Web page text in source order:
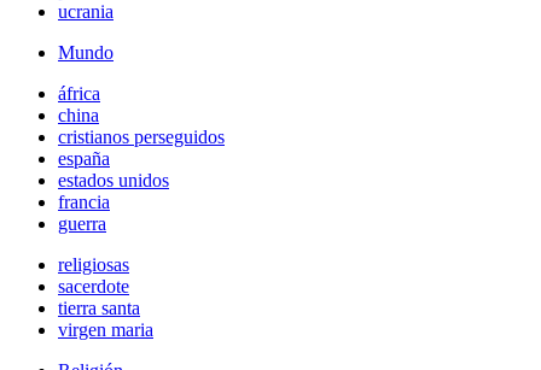
ucrania
Mundo
áfrica
china
cristianos perseguidos
españa
estados unidos
francia
guerra
religiosas
sacerdote
tierra santa
virgen maria